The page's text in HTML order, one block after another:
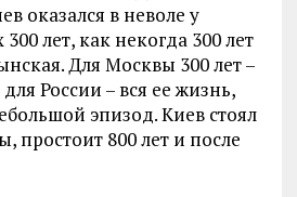
оказался в неволе у
лет, как некогда 300 лет
Для Москвы 300 лет –
России – вся ее жизнь,
эпизод. Киев стоял
простоит 800 лет и после